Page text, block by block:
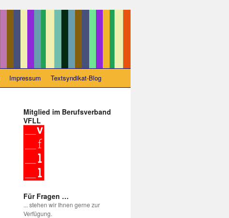
Impressum Textsyndikat-Blog
Mitglied im Berufsverband
VFLL
Für Fragen …
... stehen wir Ihnen gerne zur
Verfügung.